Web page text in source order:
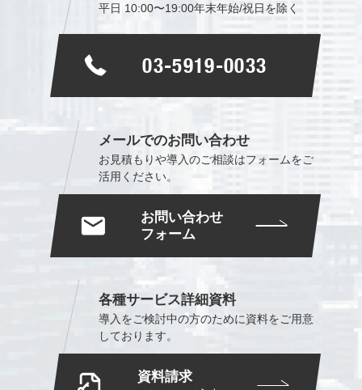
平日 10:00〜19:00年末年始/祝日を除く
03-5919-0033
メールでのお問い合わせ
お見積もりや導入のご相談はフォームをご
活用ください。
お問い合わせ
フォーム
各種サービス詳細資料
導入をご検討中の方のために資料をご用意
しております。
資料請求